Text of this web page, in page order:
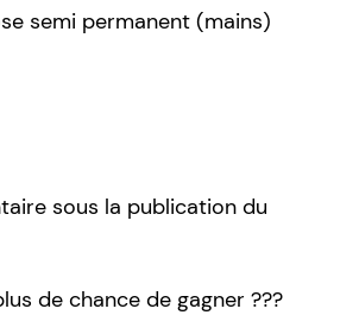
semi permanent (mains)
sous la publication du
de chance de gagner ???